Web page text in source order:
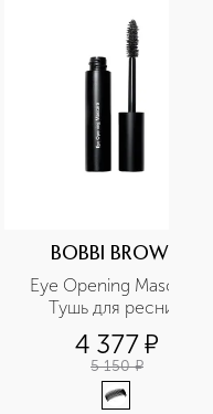
BOBBI BROWN
Eye Opening Mascara
Тушь для ресниц
4 377¤
5 150 ¤